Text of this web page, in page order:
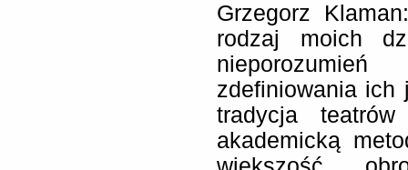
Grzegorz
rodzaj moich
zdefiniowania ich
tradycja teatrów
akademicką